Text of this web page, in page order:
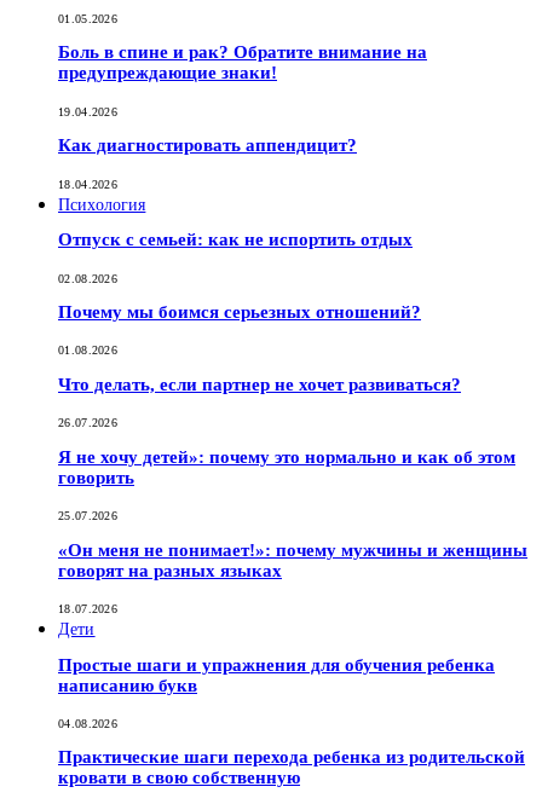
01.05.2026
Боль в спине и рак? Обратите внимание на
предупреждающие знаки!
19.04.2026
Как диагностировать аппендицит?
18.04.2026
Психология
Отпуск с семьей: как не испортить отдых
02.08.2026
Почему мы боимся серьезных отношений?
01.08.2026
Что делать, если партнер не хочет развиваться?
26.07.2026
Я не хочу детей»: почему это нормально и как об этом
говорить
25.07.2026
«Он меня не понимает!»: почему мужчины и женщины
говорят на разных языках
18.07.2026
Дети
Простые шаги и упражнения для обучения ребенка
написанию букв
04.08.2026
Практические шаги перехода ребенка из родительской
кровати в свою собственную